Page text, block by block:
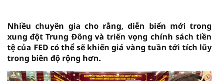
Nhiều chuyên gia cho rằng, diễn biến mới trong
xung đột Trung Đông và triển vọng chính sách tiền
tệ của FED có thể sẽ khiến giá vàng tuần tới tích lũy
trong biên độ rộng hơn.